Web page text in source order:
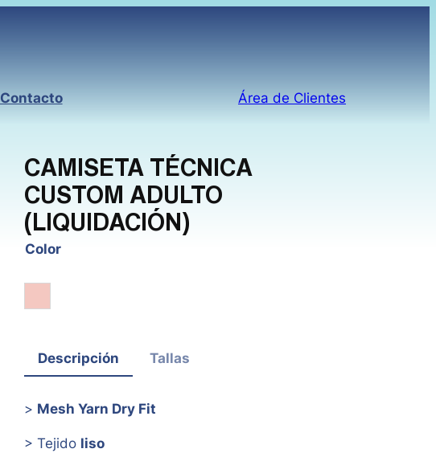
Contacto Área de Clientes
CAMISETA TÉCNICA
CUSTOM ADULTO
(LIQUIDACIÓN)
Color
Rosa Vintage
Descripción Tallas
> Mesh Yarn Dry Fit
> Tejido liso